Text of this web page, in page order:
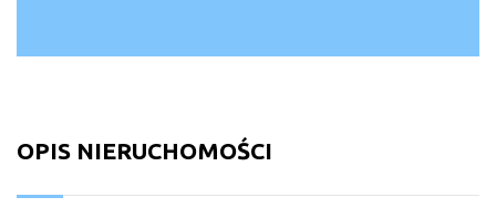
OPIS NIERUCHOMOŚCI